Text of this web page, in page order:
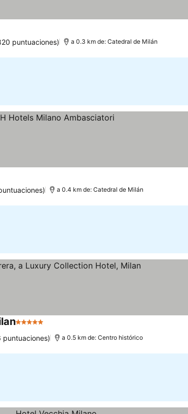
puntuaciones) a 0.3 km de: Catedral de Milán
a 0.4 km de: Catedral de Milán
5 Estrellas
puntuaciones) a 0.5 km de: Centro histórico